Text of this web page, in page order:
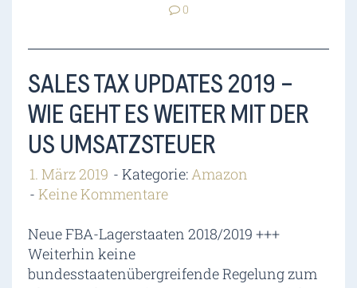
0
SALES TAX UPDATES 2019 –
WIE GEHT ES WEITER MIT DER
US UMSATZSTEUER
1. März 2019 Kategorie:Amazon
Keine Kommentare
Neue FBA-Lagerstaaten 2018/2019 +++
Weiterhin keine
bundesstaatenübergreifende Regelung zum